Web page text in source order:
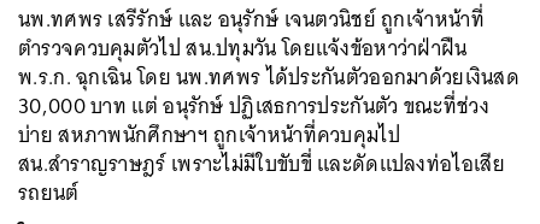
นพ.ทศพร เสรีรักษ์ และ อนุรักษ์ เจนตวนิชย์ ถูกเจ้าหน้าที่
ตำรวจควบคุมตัวไป สน.ปทุมวัน โดยแจ้งข้อหาว่าฝ่าฝืน
พ.ร.ก. ฉุกเฉิน โดย นพ.ทศพร ได้ประกันตัวออกมาด้วยเงินสด
30,000 บาท แต่ อนุรักษ์ ปฏิเสธการประกันตัว ขณะที่ช่วง
บ่าย สหภาพนักศึกษาฯ ถูกเจ้าหน้าที่ควบคุมไป
สน.สำราญราษฎร์ เพราะไม่มีใบขับขี่ และดัดแปลงท่อไอเสีย
รถยนต์
ค้นหา
SHARE TWEET LINE EMAIL